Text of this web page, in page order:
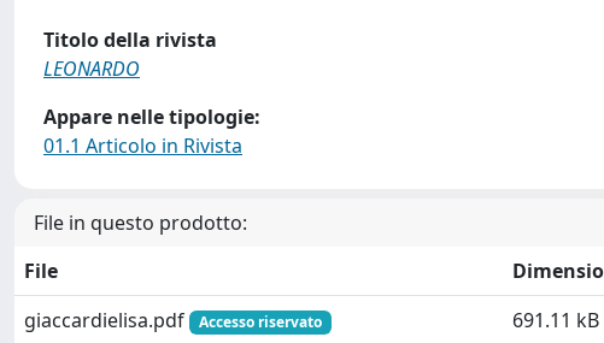
Titolo della rivista
LEONARDO
Appare nelle tipologie:
01.1 Articolo in Rivista
File in questo prodotto:
File
giaccardielisa.pdf
Accesso riservato 691.11 kB